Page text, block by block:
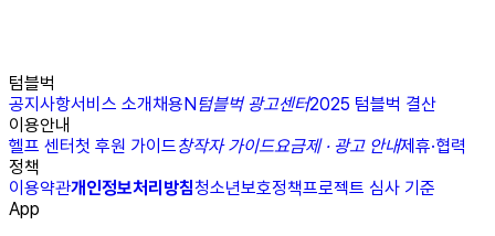
텀블벅
공지사항서비스 소개채용N텀블벅 광고센터2025 텀블벅 결산
이용안내
헬프 센터첫 후원 가이드창작자 가이드요금제 · 광고 안내제휴·협력
정책
이용약관개인정보처리방침청소년보호정책프로젝트 심사 기준
App